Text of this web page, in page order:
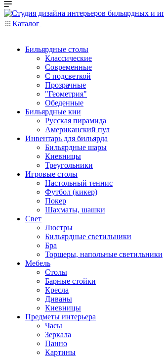
Каталог
Бильярдные столы
Классические
Современные
С подсветкой
Прозрачные
"Геометрия"
Обеденные
Бильярдные кии
Русская пирамида
Американский пул
Инвентарь для бильярда
Бильярдные шары
Киевницы
Треугольники
Игровые столы
Настольный теннис
Футбол (кикер)
Покер
Шахматы, шашки
Свет
Люстры
Бильярдные светильники
Бра
Торшеры, напольные светильники
Мебель
Столы
Барные стойки
Кресла
Диваны
Киевницы
Предметы интерьера
Часы
Зеркала
Панно
Картины